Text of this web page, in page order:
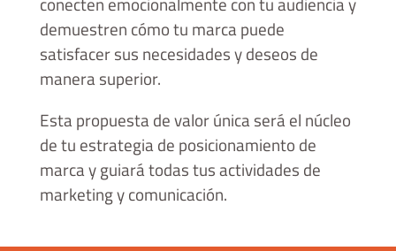
demuestren cómo tu marca puede
satisfacer sus necesidades y deseos de
manera superior.
Esta propuesta de valor única será el núcleo
de tu estrategia de posicionamiento de
marca y guiará todas tus actividades de
marketing y comunicación.